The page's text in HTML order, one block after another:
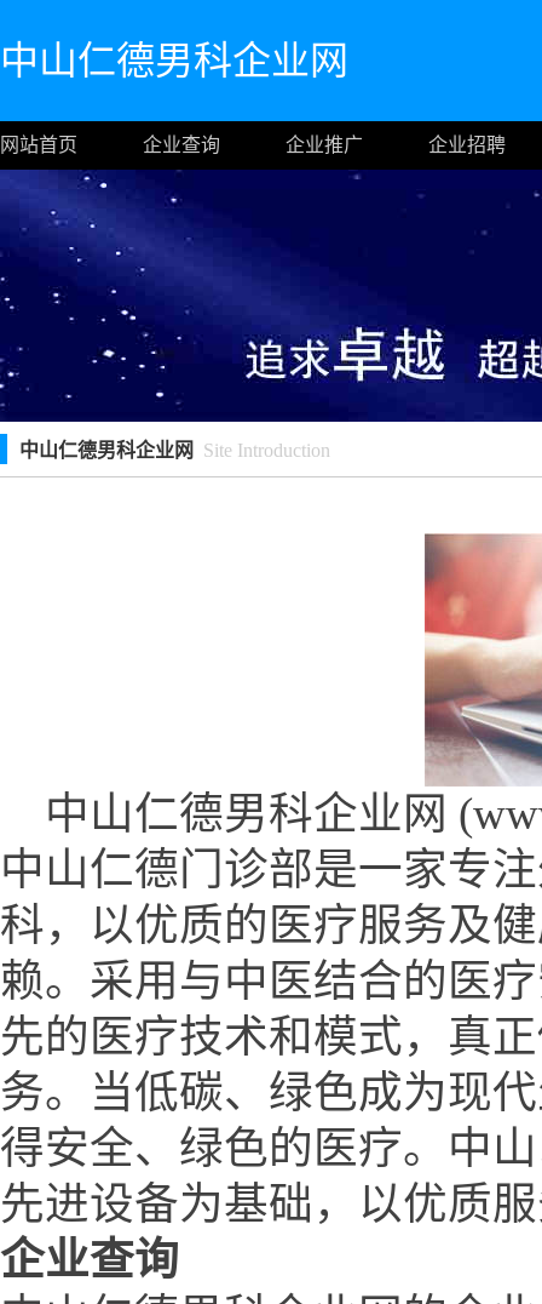
中山仁德男科企业网
网站首页 企业查询 企业推广 企业招聘
中山仁德男科企业网 Site Introduction
中山仁德男科企业网
中山仁德门诊部是一家专
科，以优质的医疗服务及
赖。采用与中医结合的医
先的医疗技术和模式，真
务。当低碳、绿色成为现
得安全、绿色的医疗。中
先进设备为基础，以优质
企业查询